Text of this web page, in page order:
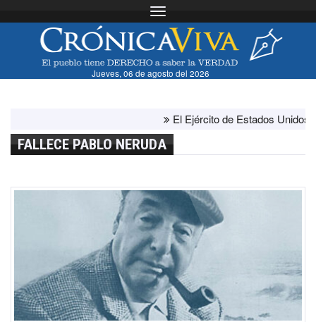
Toggle navigation
Jueves, 06 de agosto del 2026
El Ejército de Estados Unidos ha
FALLECE PABLO NERUDA